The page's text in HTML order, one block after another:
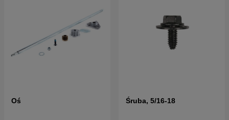
Oś Śruba, 5/16-18